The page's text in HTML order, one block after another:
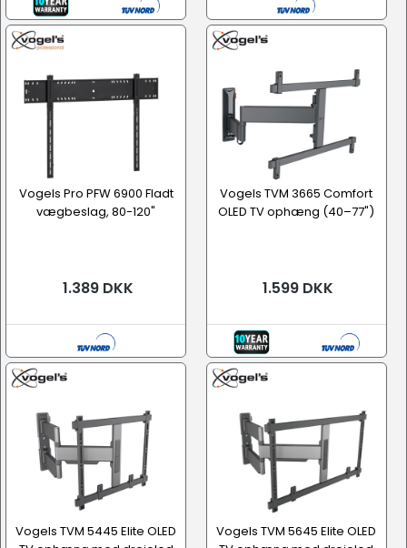
Vogels Pro PFW 6900 Fladt
vægbeslag, 80-120"
1.389 DKK
Vogels TVM 3665 Comfort
OLED TV ophæng (40–77")
1.599 DKK
Vogels TVM 5445 Elite OLED
Vogels TVM 5645 Elite OLED